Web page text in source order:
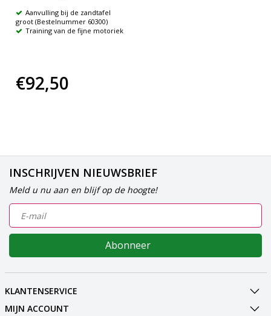
Aanvulling bij de zandtafel
groot (Bestelnummer 60300)
Training van de fijne motoriek
€92,50
INSCHRIJVEN NIEUWSBRIEF
Meld u nu aan en blijf op de hoogte!
Abonneer
KLANTENSERVICE
MIJN ACCOUNT